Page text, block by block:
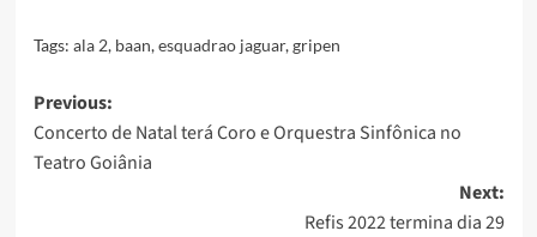
Tags: ala 2, baan,esquadrao jaguar,gripen
Post
navigation
Previous:
Concerto de Natal terá Coro e Orquestra Sinfônica no
Teatro Goiânia
Next:
Refis 2022 termina dia 29